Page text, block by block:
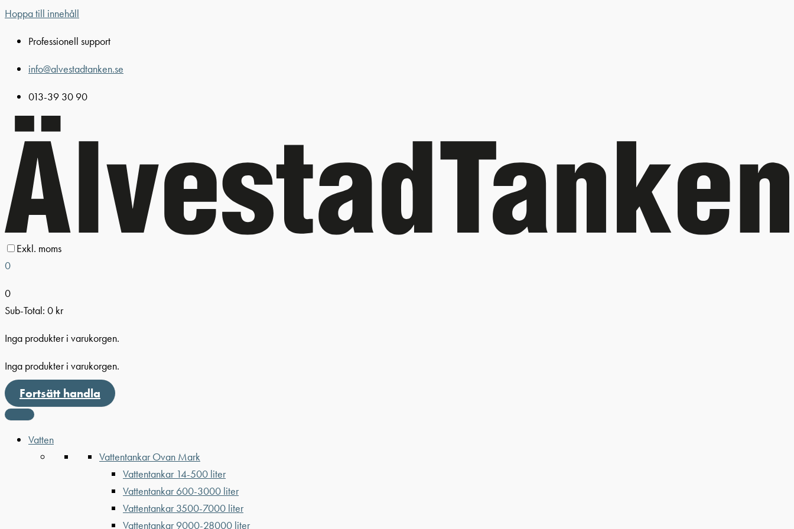
Hoppa till innehåll
Professionell support
info@alvestadtanken.se
013-39 30 90
Exkl. moms
0
0
Sub-Total: 0 kr
Inga produkter i varukorgen.
Inga produkter i varukorgen.
Fortsätt handla
Vatten
Vattentankar Ovan Mark
Vattentankar 14-500 liter
Vattentankar 600-3000 liter
Vattentankar 3500-7000 liter
Vattentankar 9000-28000 liter